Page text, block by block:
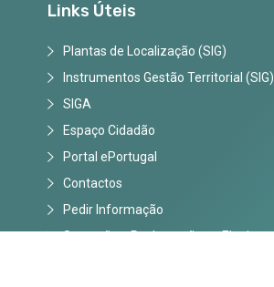
Links Úteis
Plantas de Localização (SIG)
Instrumentos Gestão Territorial (SIG)
SIGA
Espaço Cidadão
Portal ePortugal
Contactos
Pedir Informação
Sugestões, Reclamações e Elogios